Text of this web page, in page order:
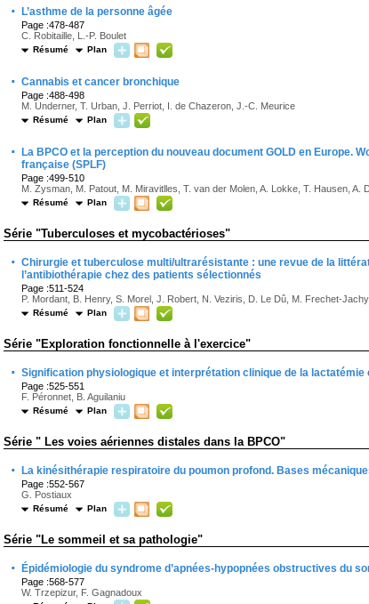
· L’asthme de la personne âgée
Page :478-487
C. Robitaille, L.-P. Boulet
Résumé Plan
· Cannabis et cancer bronchique
Page :488-498
M. Underner, T. Urban, J. Perriot, I. de Chazeron, J.-C. Meurice
Résumé Plan
·
La BPCO et la perception du nouveau document GOLD en Europe.
française (SPLF)
Page :499-510
M. Zysman, M. Patout, M. Miravitlles, T. van der Molen, A. Lokke, T. Hausen, A.
Résumé Plan
Série "Tuberculoses et mycobactérioses"
· Chirurgie et tuberculose multi/ultrarésistante : une revue de la
l’antibiothérapie chez des patients sélectionnés
Page :511-524
P. Mordant, B. Henry, S. Morel, J. Robert, N. Veziris, D. Le Dû, M. Frechet-
Résumé Plan
Série "Exploration fonctionnelle à l'exercice"
· Signification physiologique et interprétation clinique de la lactatémie
Page :525-551
F. Péronnet, B. Aguilaniu
Résumé Plan
Série " Les voies aériennes distales dans la BPCO"
· La kinésithérapie respiratoire du poumon profond. Bases
Page :552-567
G. Postiaux
Résumé Plan
Série "Le sommeil et sa pathologie"
· Épidémiologie du syndrome d’apnées-hypopnées obstructives du
Page :568-577
W. Trzepizur, F. Gagnadoux